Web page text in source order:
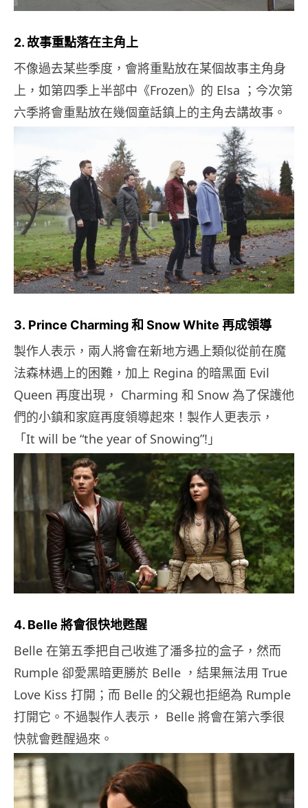
2. 故事重點落在主角上
不像過去某些季度，會將重點放在某個故事主角身
上，如第四季上半部中《Frozen》的 Elsa ；今次第
六季將會重點放在幾個童話鎮上的主角去講故事。
3. Prince Charming 和 Snow White 再成領導
製作人表示，兩人將會在新地方遇上類似從前在魔
法森林遇上的困難，加上 Regina 的暗黑面 Evil
Queen 再度出現， Charming 和 Snow 為了保護他
們的小鎮和家庭再度領導起來！製作人更表示，
「It will be “the year of Snowing”!」
4. Belle 將會很快地甦醒
Belle 在第五季把自己收進了潘多拉的盒子，然而
Rumple 卻愛黑暗更勝於 Belle ，結果無法用 True
Love Kiss 打開；而 Belle 的父親也拒絕為 Rumple
打開它。不過製作人表示， Belle 將會在第六季很
快就會甦醒過來。